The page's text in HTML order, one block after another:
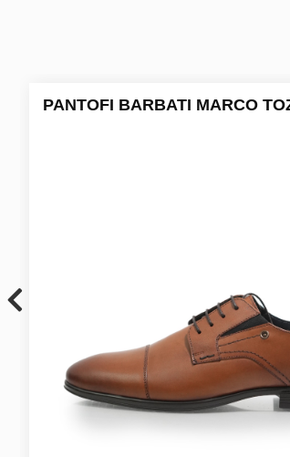
PANTOFI BARBATI MARCO